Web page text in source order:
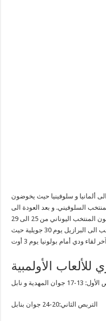
النسور يوم 12 جويلية الى ألمانيا و سلوفينيا حيث يخوضون
السلوفيني. و بعد العودة الى
تونس تتواصل المباريات الودية و يواجهون المنتخب اليوناني من 25 الى 29
جويلية .و في آخر المطاف ينطلق المنتخب الى البرازيل يوم 30 جويلية حيث
17 جوان المهدية و نابل
التربص الثاني:20-24 جوان بنابل